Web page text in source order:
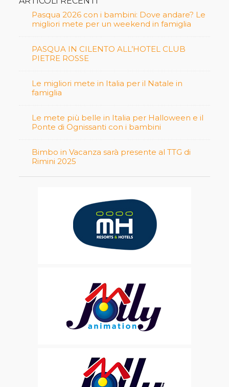
Pasqua 2026 con i bambini: Dove andare? Le
migliori mete per un weekend in famiglia
PASQUA IN CILENTO ALL’HOTEL CLUB
PIETRE ROSSE
Le migliori mete in Italia per il Natale in
famiglia
Le mete più belle in Italia per Halloween e il
Ponte di Ognissanti con i bambini
Bimbo in Vacanza sarà presente al TTG di
Rimini 2025